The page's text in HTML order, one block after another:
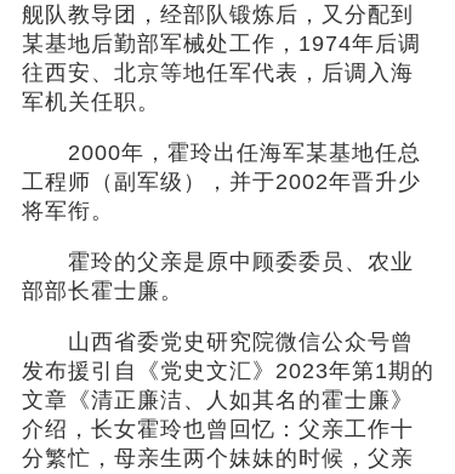
舰队教导团，经部队锻炼后，又分配到
某基地后勤部军械处工作，1974年后调
往西安、北京等地任军代表，后调入海
军机关任职。
2000年，霍玲出任海军某基地任总
工程师（副军级），并于2002年晋升少
将军衔。
霍玲的父亲是原中顾委委员、农业
部部长霍士廉。
山西省委党史研究院微信公众号曾
发布援引自《党史文汇》2023年第1期的
文章《清正廉洁、人如其名的霍士廉》
介绍，长女霍玲也曾回忆：父亲工作十
分繁忙，母亲生两个妹妹的时候，父亲